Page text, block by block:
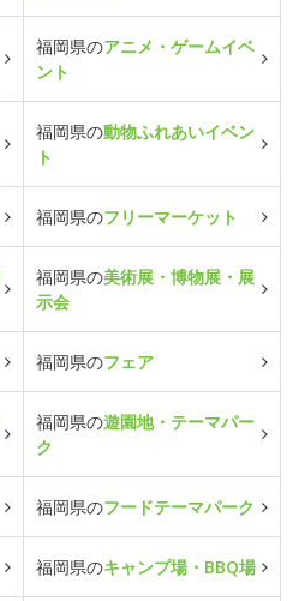
福岡県のアニメ・ゲームイベ
ント
福岡県の動物ふれあいイベン
ト
福岡県のフリーマーケット
福岡県の美術展・博物展・展
示会
福岡県のフェア
福岡県の遊園地・テーマパー
ク
福岡県のフードテーマパーク
福岡県のキャンプ場・BBQ場